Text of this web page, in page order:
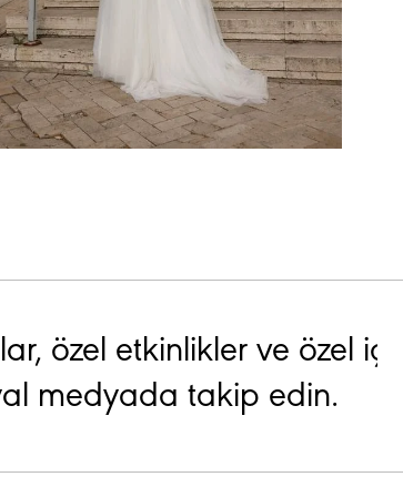
özel etkinlikler ve özel
medyada takip edin.